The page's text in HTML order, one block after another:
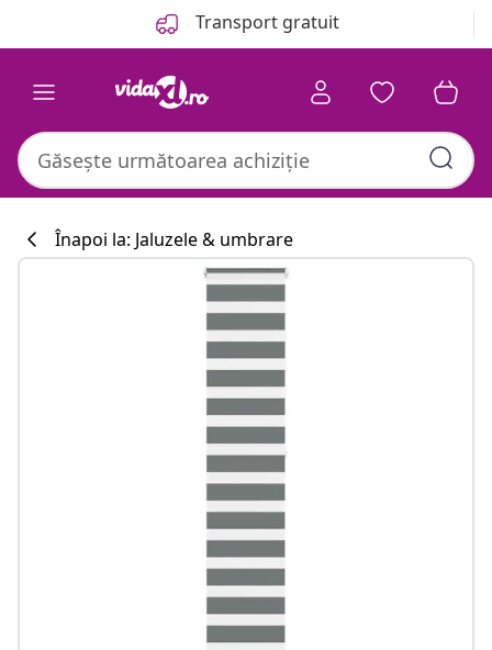
Transport gratuit
Înapoi la: Jaluzele & umbrare